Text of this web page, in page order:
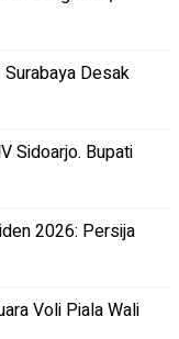
Desak
Sidoarjo. Bupati
2026: Persija
Voli Piala Wali